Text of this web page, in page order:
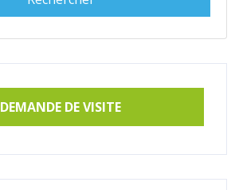
DEMANDE DE VISITE